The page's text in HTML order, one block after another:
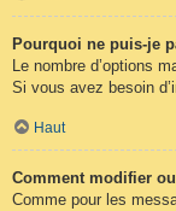
Pourquoi ne puis-je
Le nombre d’options
Si vous avez besoin
Haut
Comment modifier
Comme pour les